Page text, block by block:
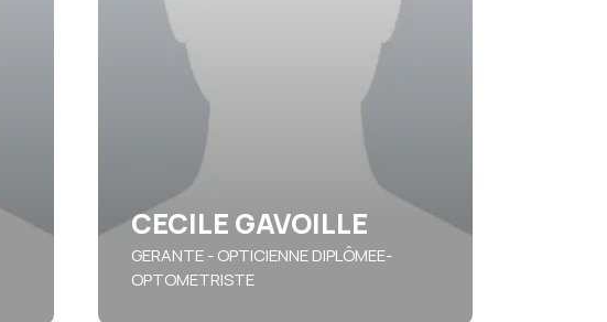
CECILE GAVOILLE
GERANTE - OPTICIENNE DIPLÔMEE-
OPTOMETRISTE